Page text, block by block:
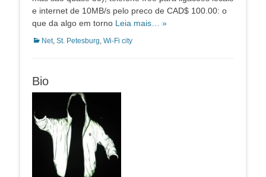
e internet de 10MB/s pelo preco de CAD$ 100.00: o
que da algo em torno Leia mais… »
Categorias:
Net, St. Petesburg Wi-Fi city
Bio